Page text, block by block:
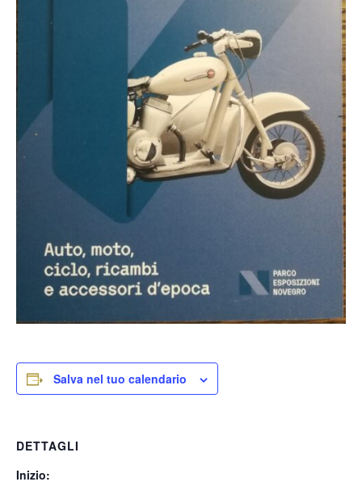
Salva nel tuo calendario
DETTAGLI
Inizio: